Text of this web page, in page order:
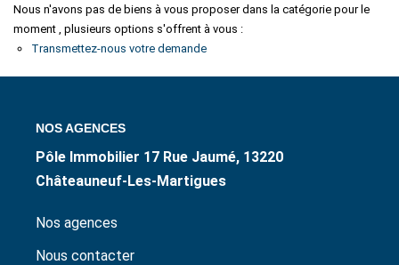
LOUER
NOS AGENCES
Nous n'avons pas de biens à vous proposer dans la catégorie pour le
moment , plusieurs options s'offrent à vous :
Transmettez-nous votre demande
NOS AGENCES
Pôle Immobilier 17 Rue Jaumé, 13220
Châteauneuf-Les-Martigues
Nos agences
Nous contacter